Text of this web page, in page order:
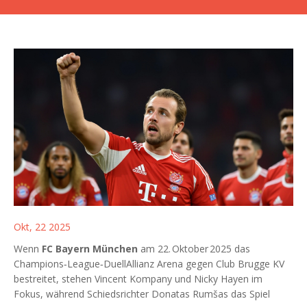
Okt, 22 2025
Wenn FC Bayern München am 22. Oktober 2025 das
Champions‑League‑DuellAllianz Arena gegen Club Brugge KV
bestreitet, stehen Vincent Kompany und Nicky Hayen im
Fokus, während Schiedsrichter Donatas Rumšas das Spiel